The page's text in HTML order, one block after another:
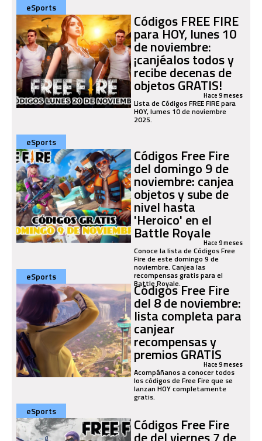
eSports
Códigos FREE FIRE
para HOY, lunes 10
de noviembre:
¡canjéalos todos y
recibe decenas de
objetos GRATIS!Hace 9 meses
Lista de Códigos FREE FIRE para
HOY, lumes 10 de noviembre
2025.
eSports
Códigos Free Fire
del domingo 9 de
noviembre: canjea
objetos y sube de
nivel hasta
'Heroico' en el
Battle RoyaleHace 9 meses
Conoce la lista de Códigos Free
Fire de este domingo 9 de
noviembre. Canjea las
recompensas gratis para el
Battle Royale.
eSports
Códigos Free Fire
del 8 de noviembre:
lista completa para
canjear
recompensas y
premios GRATISHace 9 meses
Acompáñanos a conocer todos
los códigos de Free Fire que se
lanzan HOY completamente
gratis.
eSports
Códigos Free Fire